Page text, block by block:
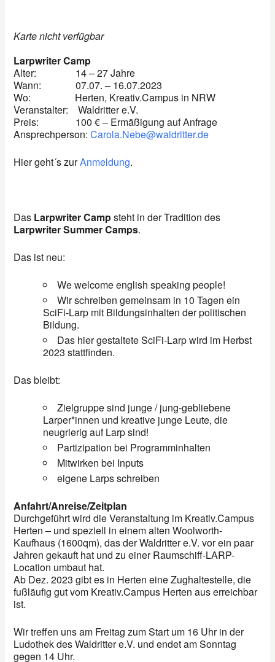
Karte nicht verfügbar
Larpwriter Camp
Alter: 14 – 27 Jahre
Wann: 07.07. – 16.07.2023
Wo: Herten, Kreativ.Campus in NRW
Veranstalter: Waldritter e.V.
Preis: 100 € – Ermäßigung auf Anfrage
Ansprechperson:Carola.Nebe@waldritter.de
Hier geht´s zurAnmeldung.
Das Larpwriter Campsteht in der Tradition des
Larpwriter Summer Camps.
Das ist neu:
We welcome english speaking people!
Wir schreiben gemeinsam in 10 Tagen ein
SciFi-Larp mit Bildungsinhalten der politischen
Bildung.
Das hier gestaltete SciFi-Larp wird im Herbst
2023 stattfinden.
Das bleibt:
Zielgruppe sind junge / jung-gebliebene
Larper*innen und kreative junge Leute, die
neugrierig auf Larp sind!
Partizipation bei Programminhalten
Mitwirken bei Inputs
eigene Larps schreiben
Anfahrt/Anreise/Zeitplan
Durchgeführt wird die Veranstaltung im Kreativ.Campus
Herten – und speziell in einem alten Woolworth-
Kaufhaus (1600qm), das der Waldritter e.V. vor ein paar
Jahren gekauft hat und zu einer Raumschiff-LARP-
Location umbaut hat.
Ab Dez. 2023 gibt es in Herten eine Zughaltestelle, die
fußläufig gut vom Kreativ.Campus Herten aus erreichbar
ist.
Wir treffen uns am Freitag zum Start um 16 Uhr in der
Ludothek des Waldritter e.V. und endet am Sonntag
gegen 14 Uhr.